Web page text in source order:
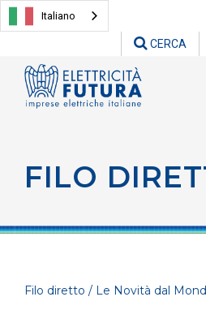
Italiano
CERCA
FILO
Filo diretto / Le Novità dal